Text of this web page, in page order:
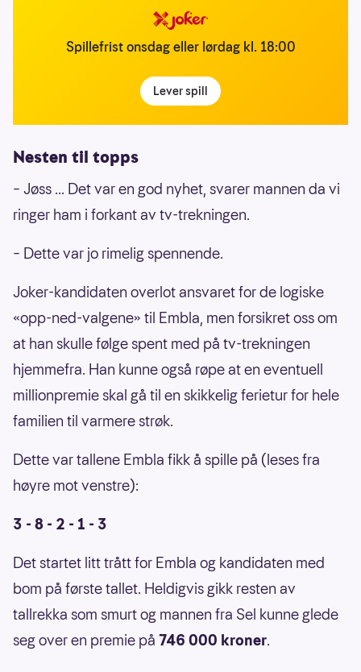
Spillefrist onsdag eller lørdag kl. 18:00
Lever spill
Nesten til topps
– Jøss ... Det var en god nyhet, svarer mannen da vi
ringer ham i forkant av tv-trekningen.
– Dette var jo rimelig spennende.
Joker-kandidaten overlot ansvaret for de logiske
«opp-ned-valgene» til Embla, men forsikret oss om
at han skulle følge spent med på tv-trekningen
hjemmefra. Han kunne også røpe at en eventuell
millionpremie skal gå til en skikkelig ferietur for hele
familien til varmere strøk.
Dette var tallene Embla fikk å spille på (leses fra
høyre mot venstre):
3 - 8 - 2 - 1 - 3
Det startet litt trått for Embla og kandidaten med
bom på første tallet. Heldigvis gikk resten av
tallrekka som smurt og mannen fra Sel kunne glede
seg over en premie på 746 000 kroner.